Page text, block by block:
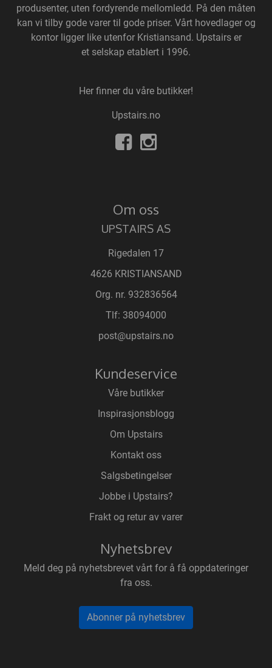
produsenter, uten fordyrende mellomledd. På den måten
kan vi tilby gode varer til gode priser. Vårt hovedlager og
kontor ligger like utenfor Kristiansand. Upstairs er
et selskap etablert i 1996.
Her finner du våre butikker!
Upstairs.no
Om oss
UPSTAIRS AS
Rigedalen 17
4626 KRISTIANSAND
Org. nr. 932836564
Tlf: 38094000
post@upstairs.no
Kundeservice
Våre butikker
Inspirasjonsblogg
Om Upstairs
Kontakt oss
Salgsbetingelser
Jobbe i Upstairs?
Frakt og retur av varer
Nyhetsbrev
Meld deg på nyhetsbrevet vårt for å få oppdateringer
fra oss.
Abonner på nyhetsbrev